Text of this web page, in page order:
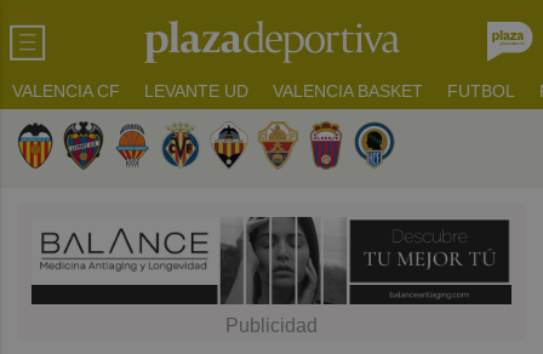
VALENCIA CF LEVANTE UD VALENCIA BASKET FUTBOL